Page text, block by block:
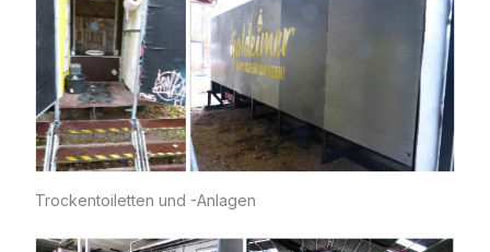
Trockentoiletten und -Anlagen